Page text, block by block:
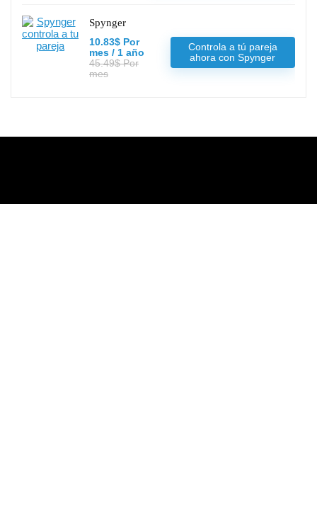
Spynger
10.83$ Por
mes / 1 año
45.49$ Por
mes
Controla a tú pareja
ahora con Spynger